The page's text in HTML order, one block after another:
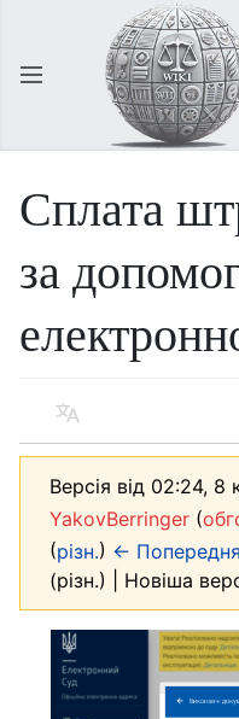
Відкрити головне меню
Сплата
за
Мова
Версія від 02:24, 8
YakovBerringer (
(різн.) ← Попередня
(різн.) | Новіша